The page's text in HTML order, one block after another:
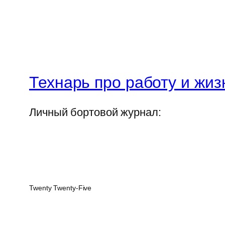
Технарь про работу и
Личный бортовой журнал:
Twenty Twenty-Five